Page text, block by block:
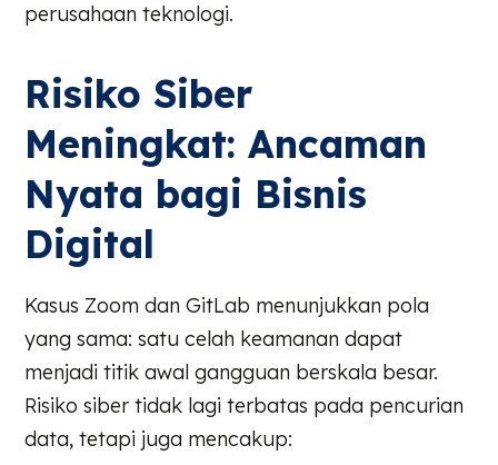
perusahaan teknologi.
Risiko Siber
Meningkat: Ancaman
Nyata bagi Bisnis
Digital
Kasus Zoom dan GitLab menunjukkan pola
yang sama: satu celah keamanan dapat
menjadi titik awal gangguan berskala besar.
Risiko siber tidak lagi terbatas pada pencurian
data, tetapi juga mencakup: